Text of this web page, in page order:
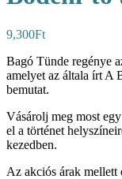
9,300Ft
Bagó Tünde regénye
amelyet az általa írt A
bemutat.
Vásárolj meg most
el a történet
kezedben.
Az akciós árak mellett